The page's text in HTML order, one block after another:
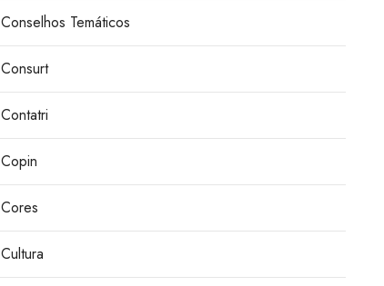
Conselhos Temáticos
Consurt
Contatri
Copin
Cores
Cultura